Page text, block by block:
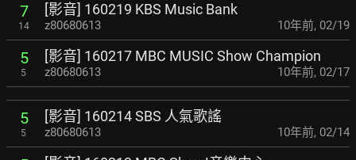
7
14
[影音] 160219 KBS Music Bank
z80680613 10年前, 02/19
5
5
[影音] 160217 MBC MUSIC Show Champion
z80680613 10年前, 02/17
5
5
[影音] 160214 SBS 人氣歌謠
z80680613 10年前, 02/14